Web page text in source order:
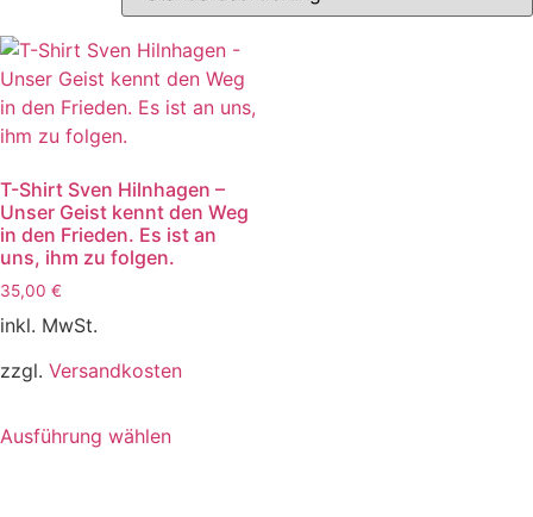
T-Shirt Sven Hilnhagen –
Unser Geist kennt den Weg
in den Frieden. Es ist an
uns, ihm zu folgen.
35,00 €
inkl. MwSt.
zzgl. Versandkosten
Ausführung wählenProdukt